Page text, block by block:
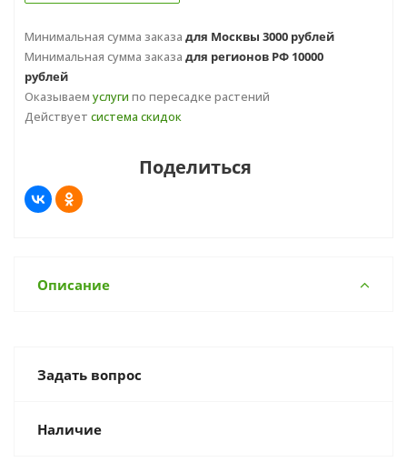
Минимальная сумма заказа для Москвы 3000 рублей
Минимальная сумма заказа для регионов РФ 10000
рублей
Оказываем услуги по пересадке растений
Действует система скидок
Поделиться
Описание
Задать вопрос
Наличие